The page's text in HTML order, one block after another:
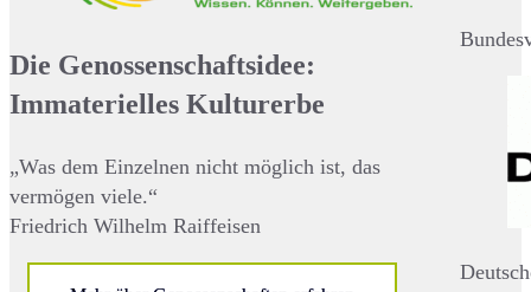
Die Genossenschaftsidee:
Immaterielles Kulturerbe
„Was dem Einzelnen nicht möglich ist, das
vermögen viele.“
Friedrich Wilhelm Raiffeisen